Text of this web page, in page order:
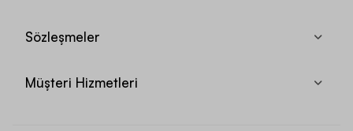
Sözleşmeler
Müşteri Hizmetleri